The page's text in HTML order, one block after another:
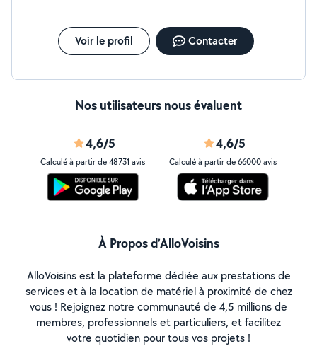
Voir le profil Contacter
Nos utilisateurs nous évaluent
4,6/5
Calculé à partir de 48731 avis
4,6/5
Calculé à partir de 66000 avis
À Propos d’AlloVoisins
AlloVoisins est la plateforme dédiée aux prestations de
services et à la location de matériel à proximité de chez
vous ! Rejoignez notre communauté de 4,5 millions de
membres, professionnels et particuliers, et facilitez
votre quotidien pour tous vos projets !